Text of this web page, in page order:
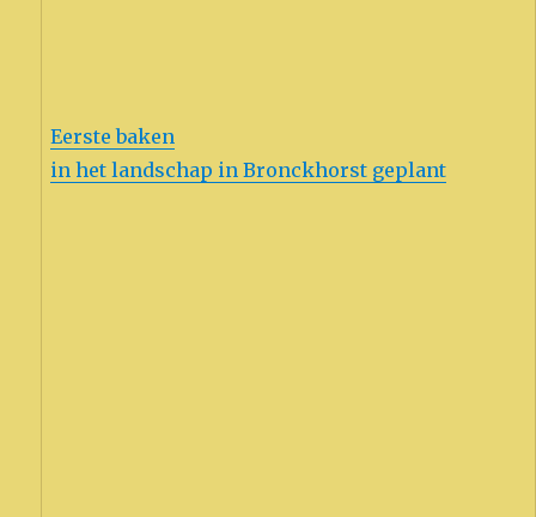
Eerste baken
in het landschap in Bronckhorst geplant